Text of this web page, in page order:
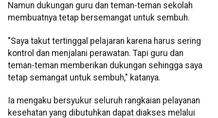
Namun dukungan guru dan teman-teman sekolah
membuatnya tetap bersemangat untuk sembuh.
"Saya takut tertinggal pelajaran karena harus sering
kontrol dan menjalani perawatan. Tapi guru dan
teman-teman memberikan dukungan sehingga saya
tetap semangat untuk sembuh," katanya.
Ia mengaku bersyukur seluruh rangkaian pelayanan
kesehatan yang dibutuhkan dapat diakses melalui